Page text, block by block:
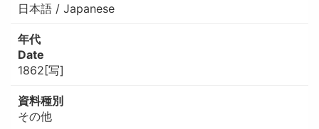
日本語 / Japanese
年代
Date
1862[写]
資料種別
その他